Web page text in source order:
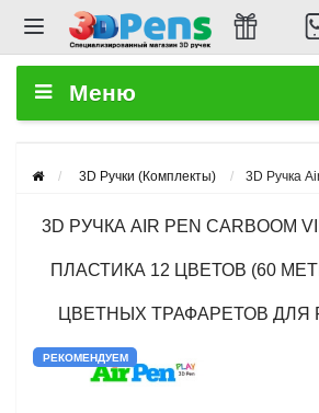
Меню
3D Ручки (Комплекты) 3D Ручка
3D РУЧКА AIR PEN СARBOOM
ПЛАСТИКА 12 ЦВЕТОВ (60
ЦВЕТНЫХ ТРАФАРЕТОВ ДЛЯ
РЕКОМЕНДУЕМ